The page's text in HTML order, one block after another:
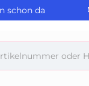
schon da